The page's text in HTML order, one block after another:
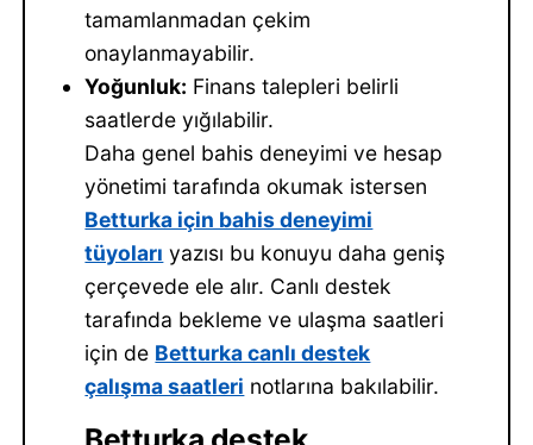
tamamlanmadan çekim
onaylanmayabilir.
Yoğunluk: Finans talepleri belirli
saatlerde yığılabilir.
Daha genel bahis deneyimi ve hesap
yönetimi tarafında okumak istersen
Betturka için bahis deneyimi
tüyoları yazısı bu konuyu daha geniş
çerçevede ele alır. Canlı destek
tarafında bekleme ve ulaşma saatleri
için de Betturka canlı destek
çalışma saatleri notlarına bakılabilir.